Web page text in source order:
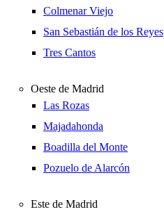
Colmenar Viejo
San Sebastián de los Reyes
Tres Cantos
Oeste de Madrid
Las Rozas
Majadahonda
Boadilla del Monte
Pozuelo de Alarcón
Este de Madrid